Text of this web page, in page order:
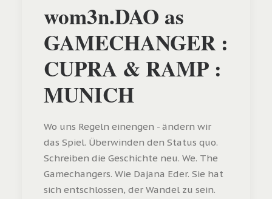
wom3n.DAO as
GAMECHANGER :
CUPRA & RAMP :
MUNICH
Wo uns Regeln einengen - ändern wir
das Spiel. Überwinden den Status quo.
Schreiben die Geschichte neu. We. The
Gamechangers. Wie Dajana Eder. Sie hat
sich entschlossen, der Wandel zu sein.